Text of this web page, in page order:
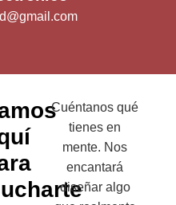
Cuéntanos qué
tienes en
mente. Nos
encantará
diseñar algo